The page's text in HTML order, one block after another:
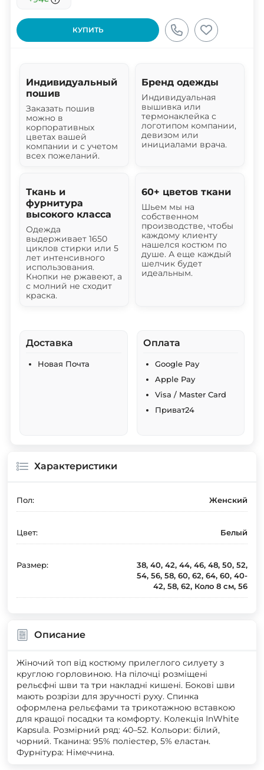
КУПИТЬ
Индивидуальный
пошив
Заказать пошив
можно в
корпоративных
цветах вашей
компании и с учетом
всех пожеланий.
Бренд одежды
Индивидуальная
вышивка или
термонаклейка с
логотипом компании,
девизом или
инициалами врача.
Ткань и
фурнитура
высокого класса
Одежда
выдерживает 1650
циклов стирки или 5
лет интенсивного
использования.
Кнопки не ржавеют, а
с молний не сходит
краска.
60+ цветов ткани
Шьем мы на
собственном
производстве, чтобы
каждому клиенту
нашелся костюм по
душе. А еще каждый
шелчик будет
идеальным.
Доставка
Новая Почта
Оплата
Google Pay
Apple Pay
Visa / Master Card
Приват24
Характеристики
Пол: Женский
Цвет: Белый
Размер:
38, 40, 42, 44, 46, 48, 50, 52,
54, 56, 58, 60, 62, 64, 60, 40-
42, 58, 62, Коло 8 см, 56
Описание
Жіночий топ від костюму прилеглого силуету з
круглою горловиною. На пілочці розміщені
рельєфні шви та три накладні кишені. Бокові шви
мають розрізи для зручності руху. Спинка
оформлена рельєфами та трикотажною вставкою
для кращої посадки та комфорту. Колекція InWhite
Kapsula. Розмірний ряд: 40–52. Кольори: білий,
чорний. Тканина: 95% поліестер, 5% еластан.
Фурнітура: Німеччина.